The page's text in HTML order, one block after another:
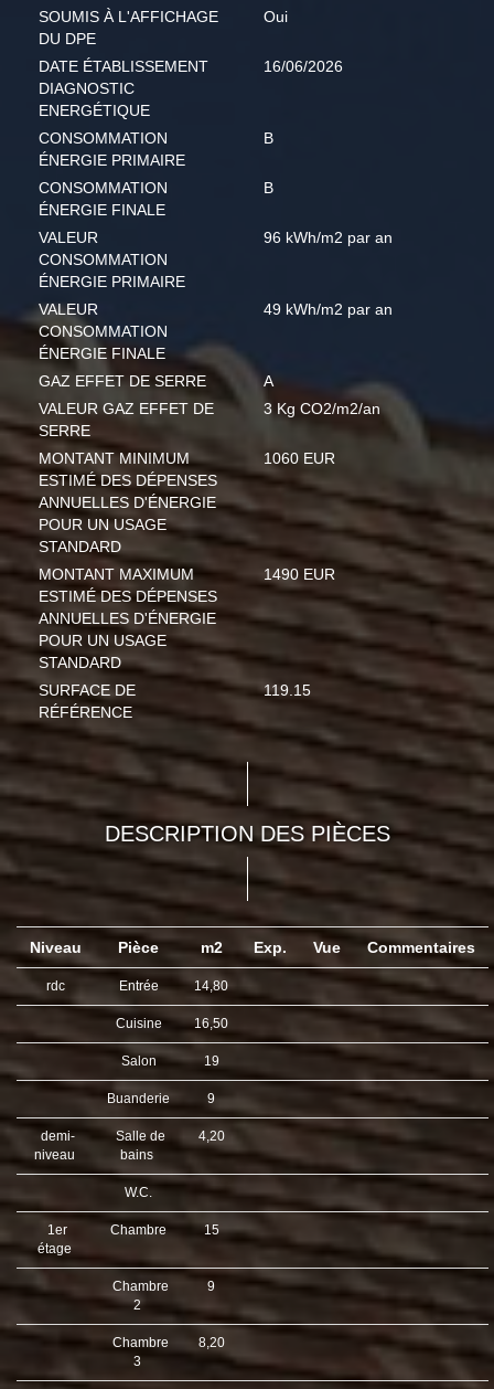
SOUMIS À L'AFFICHAGE
DU DPE
Oui
DATE ÉTABLISSEMENT
DIAGNOSTIC
ENERGÉTIQUE
16/06/2026
CONSOMMATION
ÉNERGIE PRIMAIRE
B
CONSOMMATION
ÉNERGIE FINALE
B
VALEUR
CONSOMMATION
ÉNERGIE PRIMAIRE
96 kWh/m2 par an
VALEUR
CONSOMMATION
ÉNERGIE FINALE
49 kWh/m2 par an
GAZ EFFET DE SERRE
A
VALEUR GAZ EFFET DE
SERRE
3 Kg CO2/m2/an
MONTANT MINIMUM
ESTIMÉ DES DÉPENSES
ANNUELLES D'ÉNERGIE
POUR UN USAGE
STANDARD
1060 EUR
MONTANT MAXIMUM
ESTIMÉ DES DÉPENSES
ANNUELLES D'ÉNERGIE
POUR UN USAGE
STANDARD
1490 EUR
SURFACE DE
RÉFÉRENCE
119.15
DESCRIPTION DES PIÈCES
Niveau Pièce m2 Exp. Vue Commentaires
rdc Entrée 14,80
Cuisine 16,50
Salon 19
Buanderie 9
demi-
niveau
Salle de
bains
4,20
W.C.
1er
étage
Chambre 15
Chambre
2
9
Chambre
3
8,20